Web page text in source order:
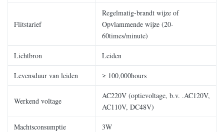
Flitstarief
Regelmatig-brandt wijze of
Opvlammende wijze (20-
60times/minute)
Lichtbron Leiden
Levensduur van leiden ≥ 100,000hours
Werkend voltage
AC220V (optievoltage, b.v. .AC120V,
AC110V, DC48V)
Machtsconsumptie 3W